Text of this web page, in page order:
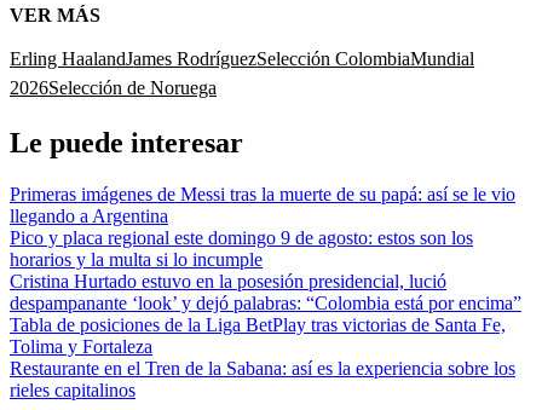
VER MÁS
Erling HaalandJames RodríguezSelección ColombiaMundial
2026Selección de Noruega
Le puede interesar
Primeras imágenes de Messi tras la muerte de su papá: así se le vio
llegando a Argentina
Pico y placa regional este domingo 9 de agosto: estos son los
horarios y la multa si lo incumple
Cristina Hurtado estuvo en la posesión presidencial, lució
despampanante ‘look’ y dejó palabras: “Colombia está por encima”
Tabla de posiciones de la Liga BetPlay tras victorias de Santa Fe,
Tolima y Fortaleza
Restaurante en el Tren de la Sabana: así es la experiencia sobre los
rieles capitalinos